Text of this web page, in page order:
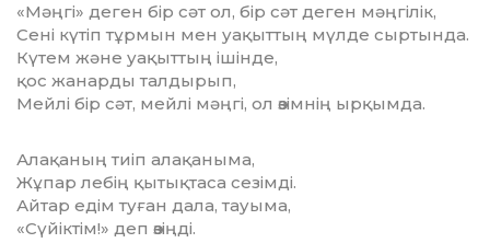
«Мәңгі» деген бір сәт ол, бір сәт деген мәңгілік,
Сені күтіп тұрмын мен уақыттың мүлде сыртында.
Күтем және уақыттың ішінде,
қос жанарды талдырып,
Мейлі бір сәт, мейлі мәңгі, ол өзімнің ырқымда.
Алақаның тиіп алақаныма,
Жұпар лебің қытықтаса сезімді.
Айтар едім туған дала, тауыма,
«Сүйіктім!» деп өзіңді.